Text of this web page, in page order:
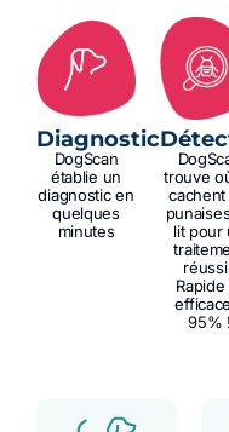
Diagnostic
DogScan
établie un
diagnostic en
quelques
minutes
trouve
cachent
lit pour
95% !